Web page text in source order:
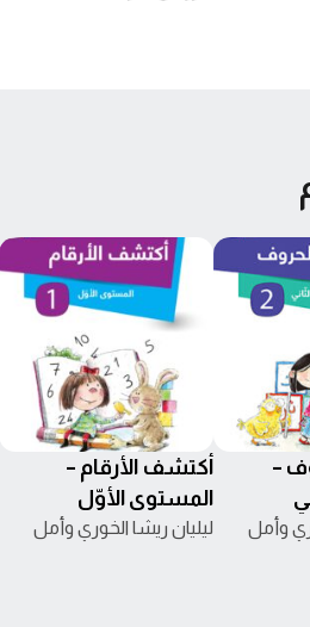
–
وأمل
أكتشف الأرقام –
المستوى الأوّل
ليليان ريشا الخوري وأمل